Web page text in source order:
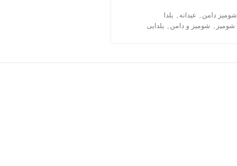
شومیز دامن عیدانه
یلدا
شومیز شومیز و دامن یلدایی